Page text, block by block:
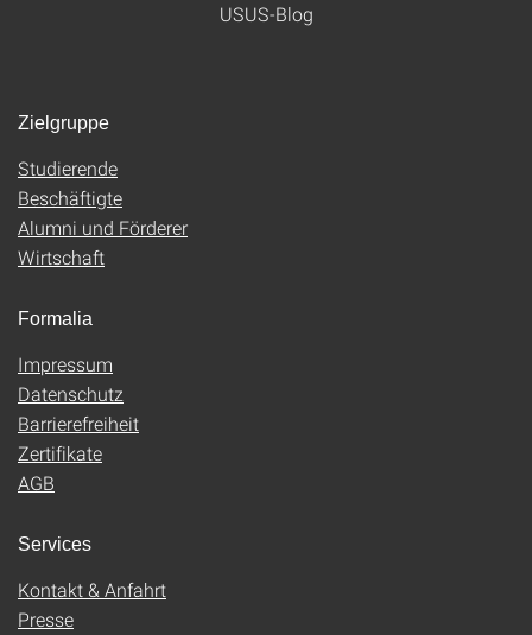
USUS-Blog
Zielgruppe
Studierende
Beschäftigte
Alumni und Förderer
Wirtschaft
Formalia
Impressum
Datenschutz
Barrierefreiheit
Zertifikate
AGB
Services
Kontakt & Anfahrt
Presse